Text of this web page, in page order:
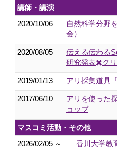
講師・講演
2020/10/06
自然科学分野
会）
2020/08/05
伝える伝わる
研究発表✖️ク
2019/01/13 アリ採集道具
2017/06/10
アリを使った
ョップ
マスコミ活動・その他
2026/02/05 ～
香川大学教